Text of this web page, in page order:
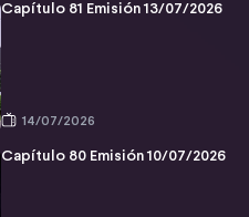
Capítulo 81 Emisión 13/07/2026
14/07/2026
Capítulo 80 Emisión 10/07/2026